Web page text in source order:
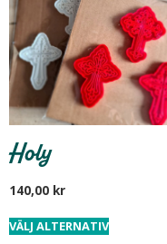
Holy
140,00 kr
VÄLJ ALTERNATIV